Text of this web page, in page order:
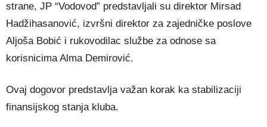
strane, JP “Vodovod” predstavljali su direktor Mirsad
Hadžihasanović, izvršni direktor za zajedničke poslove
Aljoša Bobić i rukovodilac službe za odnose sa
korisnicima Alma Demirović.
Ovaj dogovor predstavlja važan korak ka stabilizaciji
finansijskog stanja kluba.